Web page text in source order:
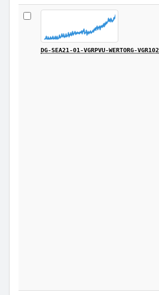
DG-SEA21-01-VGRPVU-WERTORG-VGR102